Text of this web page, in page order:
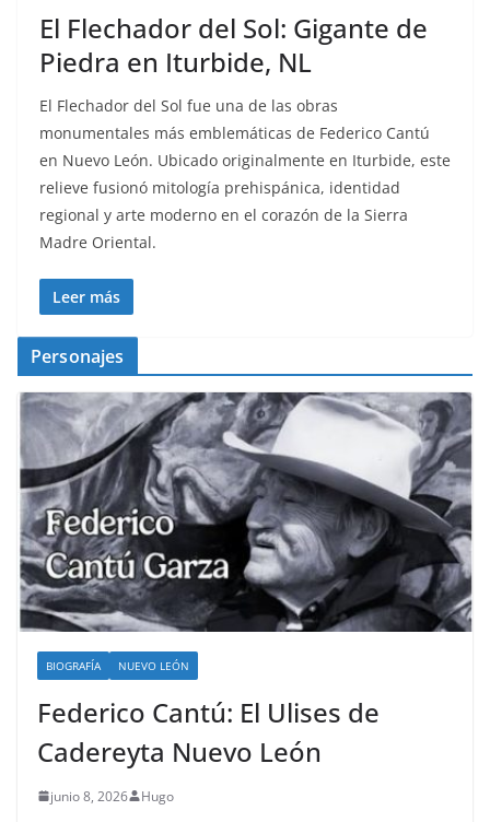
El Flechador del Sol: Gigante de
Piedra en Iturbide, NL
El Flechador del Sol fue una de las obras
monumentales más emblemáticas de Federico Cantú
en Nuevo León. Ubicado originalmente en Iturbide, este
relieve fusionó mitología prehispánica, identidad
regional y arte moderno en el corazón de la Sierra
Madre Oriental.
Leer más
Personajes
BIOGRAFÍA NUEVO LEÓN
Federico Cantú: El Ulises de
Cadereyta Nuevo León
junio 8, 2026 Hugo